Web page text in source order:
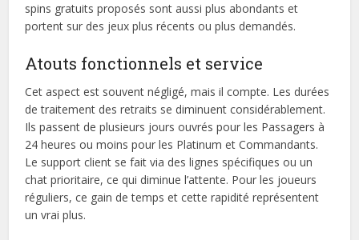
spins gratuits proposés sont aussi plus abondants et
portent sur des jeux plus récents ou plus demandés.
Atouts fonctionnels et service
Cet aspect est souvent négligé, mais il compte. Les durées
de traitement des retraits se diminuent considérablement.
Ils passent de plusieurs jours ouvrés pour les Passagers à
24 heures ou moins pour les Platinum et Commandants.
Le support client se fait via des lignes spécifiques ou un
chat prioritaire, ce qui diminue l’attente. Pour les joueurs
réguliers, ce gain de temps et cette rapidité représentent
un vrai plus.